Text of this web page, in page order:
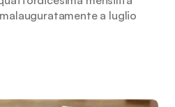
a luglio